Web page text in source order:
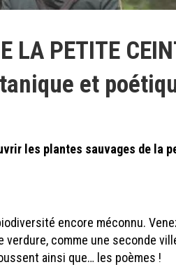
LA PETITE
et
les plantes sauvages de la
encore méconnu.
comme une seconde
ainsi que… les poèmes !